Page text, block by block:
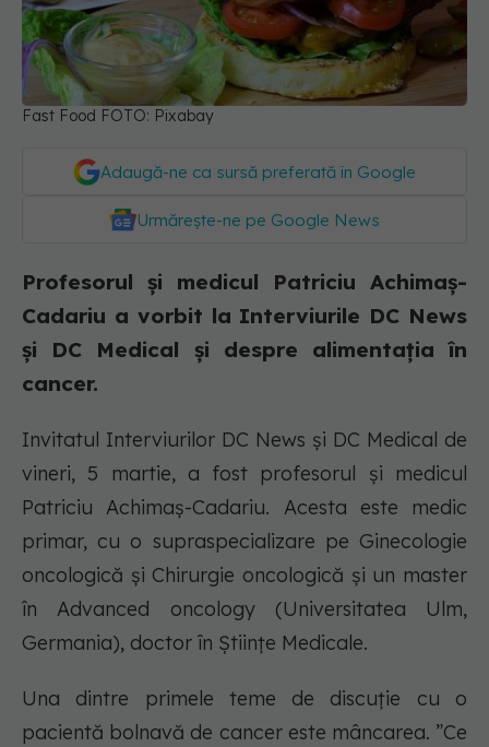
Fast Food FOTO: Pixabay
Adaugă-ne ca sursă preferată în Google
Urmărește-ne pe Google News
Profesorul și medicul Patriciu Achimaş-
Cadariu a vorbit la Interviurile DC News
și DC Medical și despre alimentația în
cancer.
Invitatul Interviurilor DC News și DC Medical de
vineri, 5 martie, a fost profesorul și medicul
Patriciu Achimaş-Cadariu. Acesta este medic
primar, cu o supraspecializare pe Ginecologie
oncologică şi Chirurgie oncologică și un master
în Advanced oncology (Universitatea Ulm,
Germania), doctor în Știinţe Medicale.
Una dintre primele teme de discuție cu o
pacientă bolnavă de cancer este mâncarea. ”Ce